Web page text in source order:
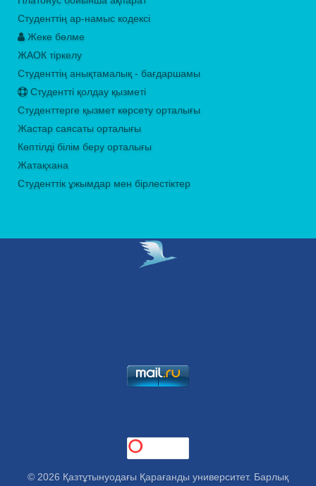
Студенттің ар-намыс кодексі
Жеке бөлме
ЖАОК тіркелу
Студенттің анықтамалық - бағдаршамы
Студентті қолдау қызметі
Студенттерге қызмет көрсету орталығы
Жастар саясаты орталығы
Көптілді білім беру орталығы
Жатақхана
Студенттік ұжымдар мен бірлестіктер
© 2026 Қазтұтынуодағы Қарағанды университет. Барлық